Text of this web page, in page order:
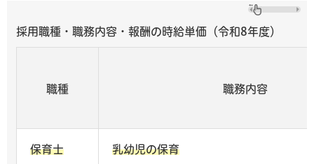
採用職種・職務内容・報酬の時給単価（令和8年度）
職種 職務内容
保育士 乳幼児の保育